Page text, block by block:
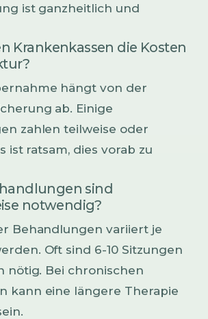
ist ganzheitlich und
Krankenkassen die Kosten
hängt von der
ab. Einige
zahlen teilweise oder
ist ratsam, dies vorab zu
sind
notwendig?
Behandlungen variiert je
Oft sind 6-10 Sitzungen
nötig. Bei chronischen
kann eine längere Therapie